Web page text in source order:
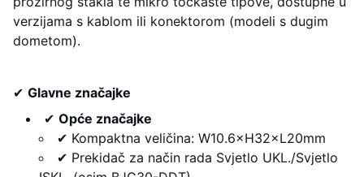
verzijama s kablom ili konektorom (modeli s dugim
dometom).
✔ Glavne značajke
✔ Opće značajke
✔ Kompaktna veličina: W10.6×H32×L20mm
✔ Prekidač za način rada Svjetlo UKL./Svjetlo